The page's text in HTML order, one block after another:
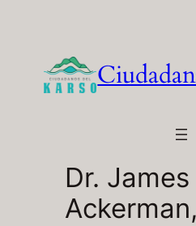
contenido
Dr. James